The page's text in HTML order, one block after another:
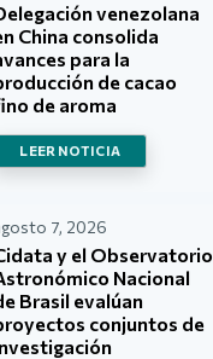
venezolana
China consolida
para la
de cacao
de aroma
LEER NOTICIA
7, 2026
y el Observatorio
Nacional
Brasil evalúan
conjuntos de